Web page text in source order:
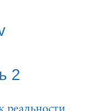
2